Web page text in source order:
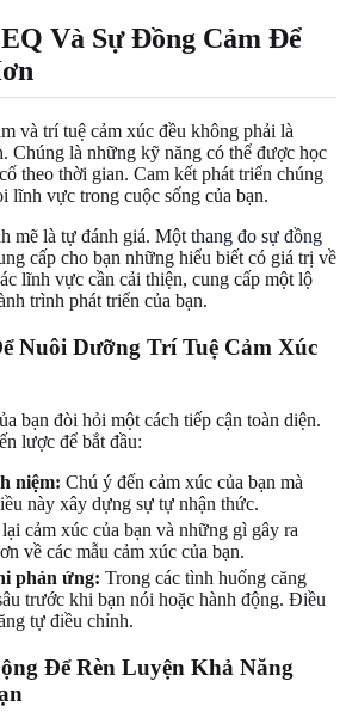
Và Sự Đồng Cảm Để
và trí tuệ cảm xúc đều không phải là
Chúng là những kỹ năng có thể được học
theo thời gian. Cam kết phát triển chúng
lĩnh vực trong cuộc sống của bạn.
mẽ là tự đánh giá. Mộtthang đo sự đồng
cấp cho bạn những hiểu biết có giá trị về
lĩnh vực cần cải thiện, cung cấp một lộ
trình phát triển của bạn.
Nuôi Dưỡng Trí Tuệ Cảm Xúc
bạn đòi hỏi một cách tiếp cận toàn diện.
lược để bắt đầu:
niệm: Chú ý đến cảm xúc của bạn mà
này xây dựng sự tự nhận thức.
cảm xúc của bạn và những gì gây ra
về các mẫu cảm xúc của bạn.
phản ứng: Trong các tình huống căng
trước khi bạn nói hoặc hành động. Điều
tự điều chỉnh.
Để Rèn Luyện Khả Năng